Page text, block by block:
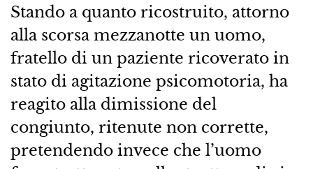
Stando a quanto ricostruito, attorno
alla scorsa mezzanotte un uomo,
fratello di un paziente ricoverato in
stato di agitazione psicomotoria, ha
reagito alla dimissione del
congiunto, ritenute non corrette,
pretendendo invece che l’uomo